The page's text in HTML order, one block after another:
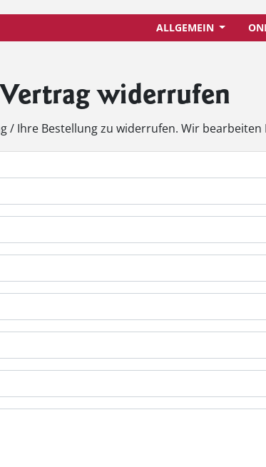
ALLGEMEIN
Vertrag widerrufen
/ Ihre Bestellung zu widerrufen. Wir